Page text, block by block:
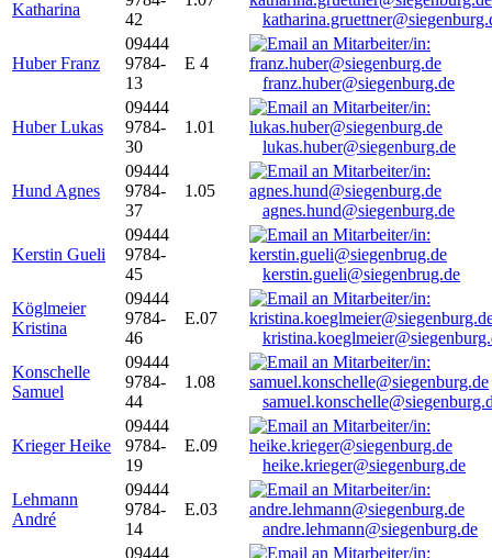
Katharina
42
Huber Franz
09444
9784-
13
E 4
franz.huber@siegenburg.de
Huber Lukas
09444
9784-
30
1.01
lukas.huber@siegenburg.de
Hund Agnes
09444
9784-
37
1.05
agnes.hund@siegenburg.de
Kerstin Gueli
09444
9784-
45
kerstin.gueli@siegenbrug.de
Köglmeier
Kristina
09444
9784-
46
E.07
Konschelle
Samuel
09444
9784-
44
1.08
Krieger Heike
09444
9784-
19
E.09
heike.krieger@siegenburg.de
Lehmann
André
09444
9784-
14
E.03
andre.lehmann@siegenburg.de
09444